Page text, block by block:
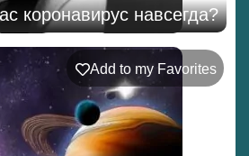
коронавирус навсегда?
Add to my Favorites